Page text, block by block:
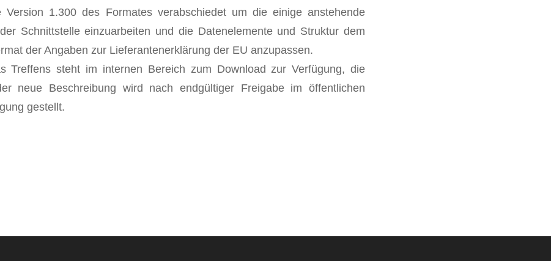
Version 1.300 des Formates verabschiedet um die einige anstehende
Schnittstelle einzuarbeiten und die Datenelemente und Struktur dem
der Angaben zur Lieferantenerklärung der EU anzupassen.
Treffens steht im internen Bereich zum Download zur Verfügung, die
neue Beschreibung wird nach endgültiger Freigabe im öffentlichen
gestellt.